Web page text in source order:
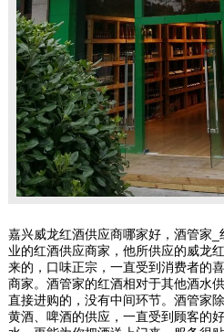
嘉兴威龙红酒供应商哪家好，酒管家
业的红酒供应商家，他所供应的威龙
来的，口味正宗，一直受到消费者的
商家。酒管家的红酒相对于其他酒水
直接进购的，没有中间环节。酒管家
黄酒、啤酒的供应，一直受到顾客的